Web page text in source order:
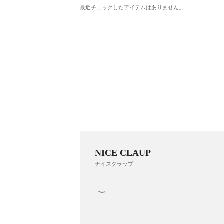
最近チェックしたアイテムはありません。
NICE CLAUP
ナイスクラップ